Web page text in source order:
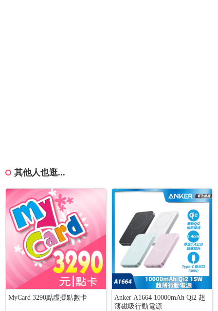
其他人也逛...
MyCard 3290點虛擬點數卡
Anker A1664 10000mAh Qi2 超
薄磁吸行動電源